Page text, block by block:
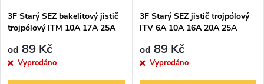
3F Starý SEZ bakelitový jistič
trojpólový ITM 10A 17A 25A
od 89 Kč
Vyprodáno
3F Starý SEZ jistič trojpólový
ITV 6A 10A 16A 20A 25A
od 89 Kč
Vyprodáno